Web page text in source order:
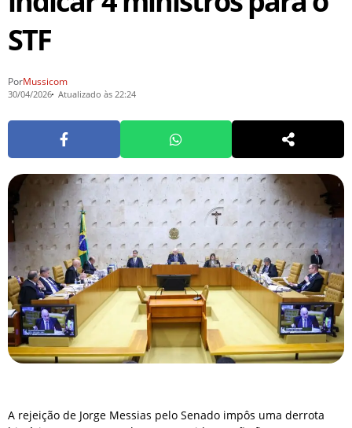
STF
PorMussicom
30/04/2026 Atualizado às 22:24
A rejeição de Jorge Messias pelo Senado impôs uma derrota